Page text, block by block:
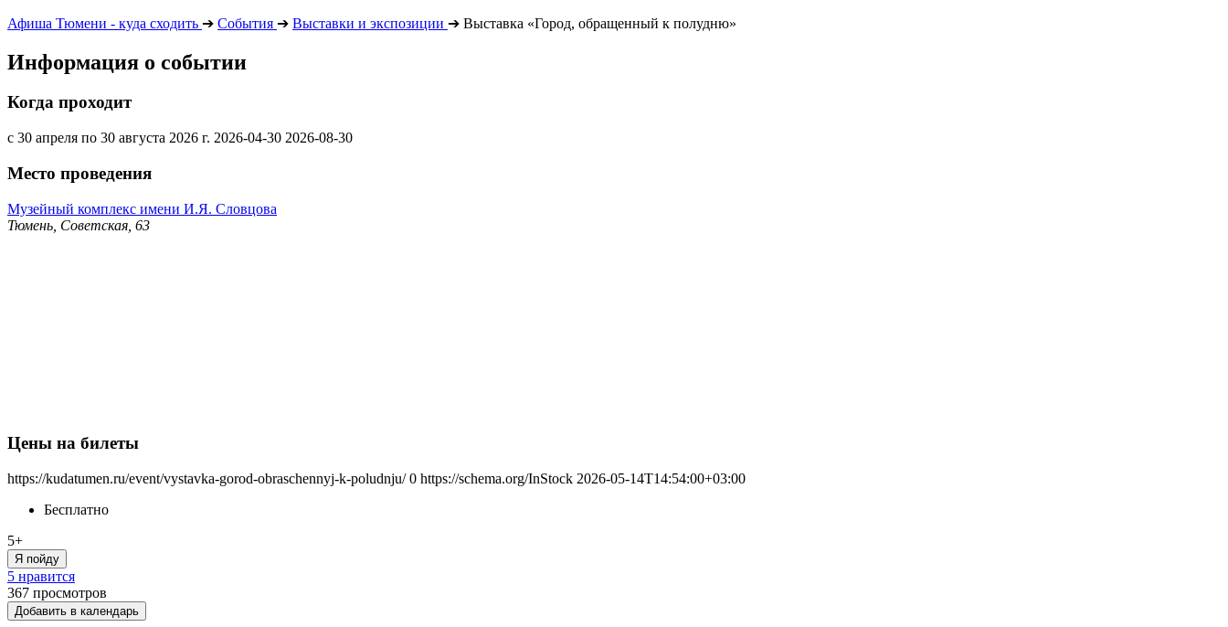
Афиша Тюмени - куда сходить ➔ События ➔ Выставки и экспозиции ➔ Выставка «Город, обращенный к полудню»
Информация о событии
Когда проходит
с 30 апреля по 30 августа 2026 г. 2026-04-30 2026-08-30
Место проведения
Музейный комплекс имени И.Я. Словцова
Тюмень, Советская, 63
Цены на билеты
https://kudatumen.ru/event/vystavka-gorod-obraschennyj-k-poludnju/ 0 https://schema.org/InStock 2026-05-14T14:54:00+03:00
Бесплатно
5+
Я пойду
5 нравится
367 просмотров
Добавить в календарь